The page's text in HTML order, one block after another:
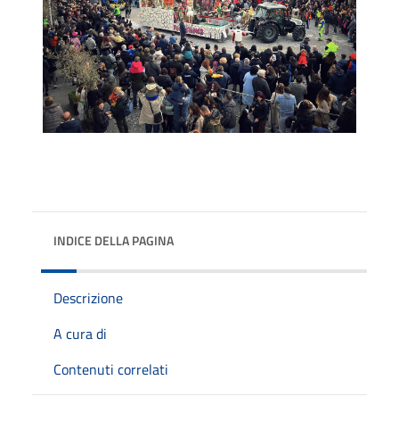
INDICE DELLA PAGINA
Descrizione
A cura di
Contenuti correlati